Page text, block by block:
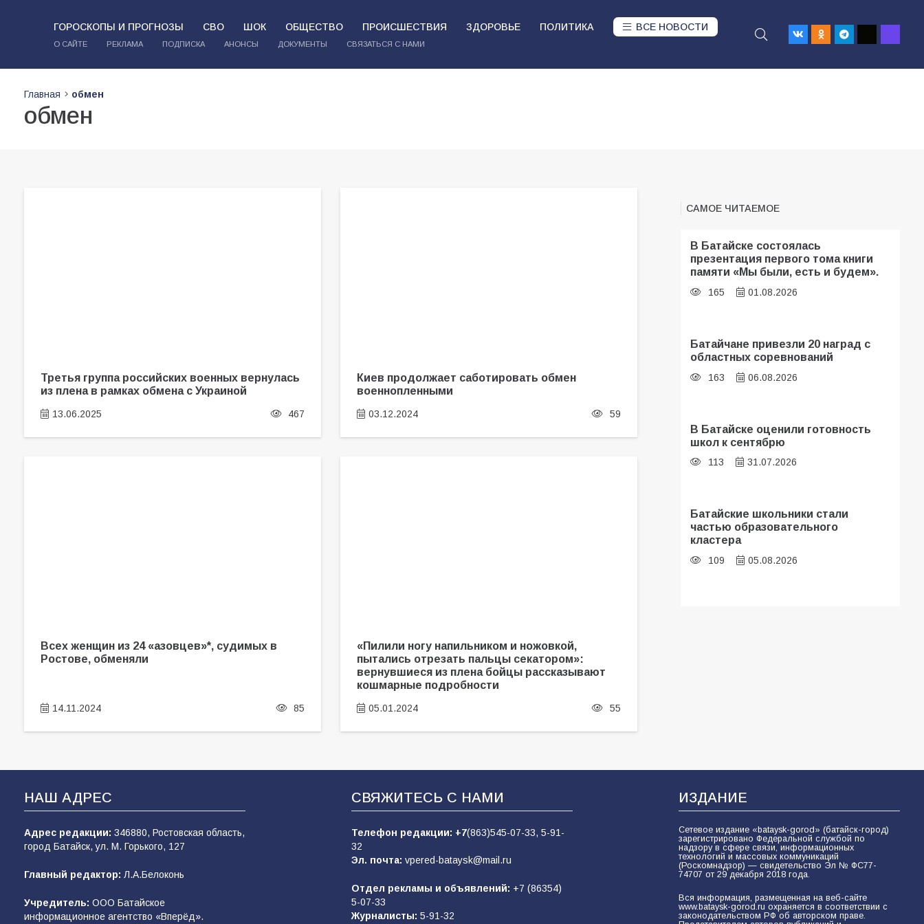
ГОРОСКОПЫ И ПРОГНОЗЫ СВО ШОК ОБЩЕСТВО ПРОИСШЕСТВИЯ ЗДОРОВЬЕ ПОЛИТИКА ВСЕ НОВОСТИ
О САЙТЕ РЕКЛАМА ПОДПИСКА АНОНСЫ ДОКУМЕНТЫ СВЯЗАТЬСЯ С НАМИ
Главная обмен
обмен
Третья группа российских военных вернулась
из плена в рамках обмена с Украиной
13.06.2025 467
Киев продолжает саботировать обмен
военнопленными
03.12.2024 59
Всех женщин из 24 «азовцев»*, судимых в
Ростове, обменяли
14.11.2024 85
«Пилили ногу напильником и ножовкой,
пытались отрезать пальцы секатором»:
вернувшиеся из плена бойцы рассказывают
кошмарные подробности
05.01.2024 55
САМОЕ ЧИТАЕМОЕ
В Батайске состоялась
презентация первого тома книги
памяти «Мы были, есть и будем».
165 01.08.2026
Батайчане привезли 20 наград с
областных соревнований
163 06.08.2026
В Батайске оценили готовность
школ к сентябрю
113 31.07.2026
Батайские школьники стали
частью образовательного
кластера
109 05.08.2026
В Батайске продолжаются
99 04.08.2026
Будет ли мобилизация в России в
2026 году после выборов: в
Госдуме дали ответ
НАШ АДРЕС
Адрес редакции: 346880, Ростовская область,
город Батайск, ул. М. Горького, 127
Главный редактор: Л.А.Белоконь
Учредитель: ООО Батайское
информационное агентство «Вперёд».
СВЯЖИТЕСЬ С НАМИ
Телефон редакции: +7(863)545-07-33, 5-91-
32
Эл. почта: vpered-bataysk@mail.ru
Отдел рекламы и объявлений: +7 (86354)
5-07-33
Журналисты: 5-91-32
ИЗДАНИЕ
Сетевое издание «bataysk-gorod» (батайск-город)
зарегистрировано Федеральной службой по
надзору в сфере связи, информационных
технологий и массовых коммуникаций
(Роскомнадзор) — свидетельство Эл № ФС77-
74707 от 29 декабря 2018 года.
Вся информация, размещенная на веб-сайте
www.bataysk-gorod.ru охраняется в соответствии с
законодательством РФ об авторском праве.